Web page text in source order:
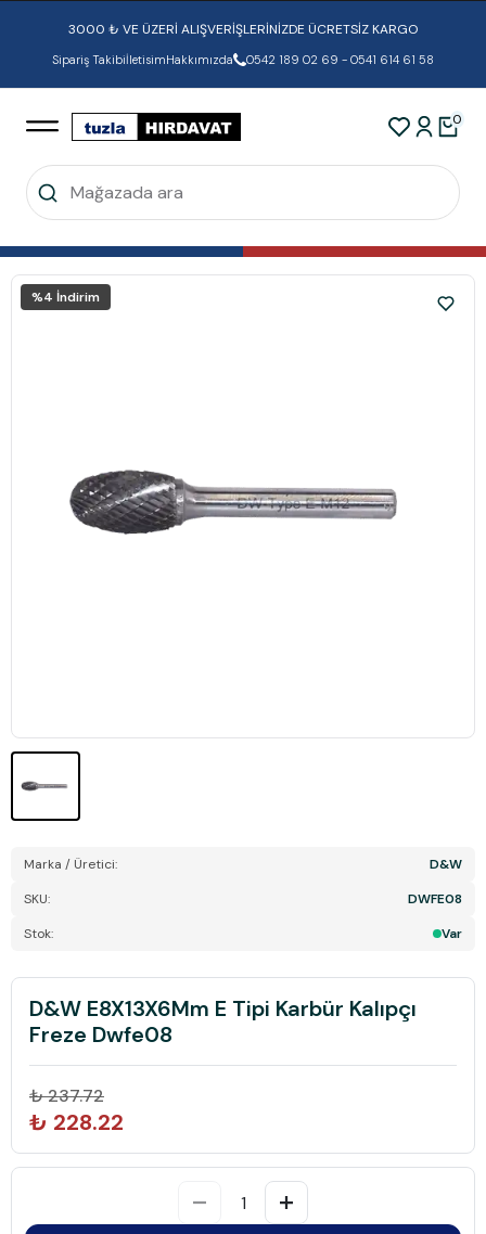
3000 ₺ VE ÜZERİ ALIŞVERİŞLERİNİZDE ÜCRETSİZ KARGO
Sipariş TakibiİletisimHakkımızda 0542 189 02 69 - 0541 614 61 58
0
%4 İndirim
Marka / Üretici:
D&W
SKU:
DWFE08
Stok:
Var
D&W E8X13X6Mm E Tipi Karbür Kalıpçı
Freze Dwfe08
₺ 237.72
₺ 228.22